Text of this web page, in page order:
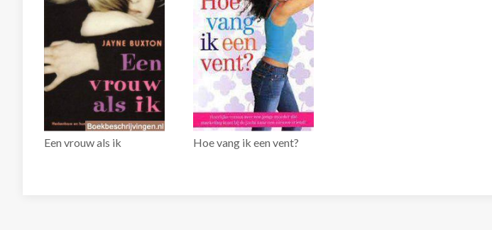
Een vrouw als ik Hoe vang ik een vent?